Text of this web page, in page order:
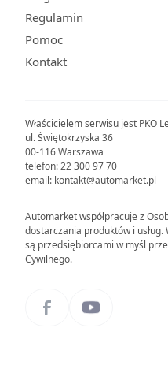
Właścicielem serwisu jest PKO
ul. Świętokrzyska 36
00-116 Warszawa
telefon: 22 300 97 70
email: kontakt@automarket.pl
Automarket współpracuje z
dostarczania produktów i usług.
są przedsiębiorcami w myśl
Cywilnego.
Regulamin
Pomoc
Kontakt